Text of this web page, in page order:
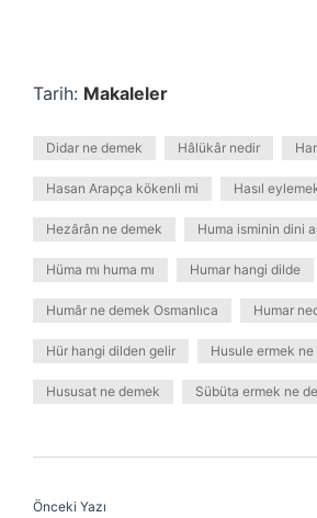
Tarih: Makaleler
Didar ne demek Hâlükâr nedir
Hasan Arapça kökenli mi Hasıl
Hezârân ne demek Huma isminin dini
Hüma mı huma mı Humar hangi dilde
Humâr ne demek Osmanlıca Humar
Hür hangi dilden gelir Husule ermek ne
Hususat ne demek Sübüta ermek ne
Önceki Yazı